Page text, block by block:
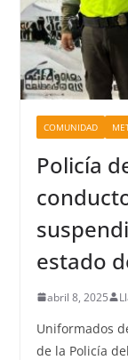
COMUNIDAD
Policía
estado
abril 8, 2025
Uniformados
de la Policía